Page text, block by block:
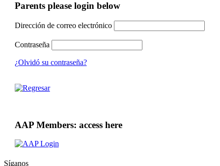
Parents please login below
Dirección de correo electrónico
Contraseña
¿Olvidó su contraseña?
AAP Members: access here
Síganos